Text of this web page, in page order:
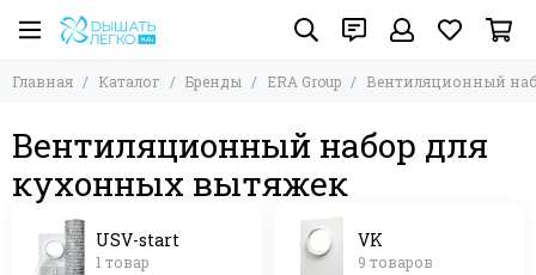
Главная Каталог Бренды ERA Group Вентиляционный
Вентиляционный набор для
кухонных вытяжек
USV-start
1 товар
VK
9 товаров